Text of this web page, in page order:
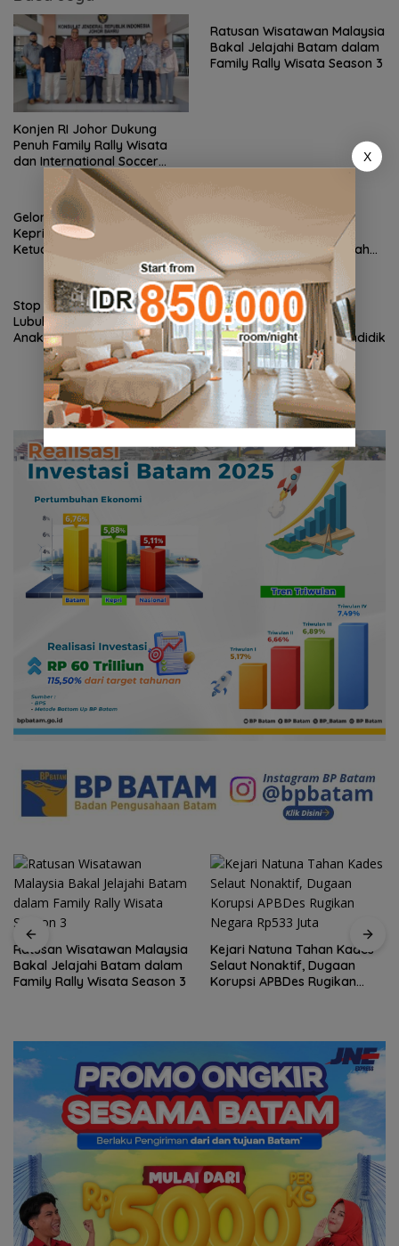
Konjen RI Johor Dukung
Penuh Family Rally Wisata
dan International Soccer
Batam Cup 2026
Ratusan Wisatawan Malaysia
Bakal Jelajahi Batam dalam
Family Rally Wisata Season 3
Gelombang Mundur dari PWI
Kepri Berlanjut, Socrates
Ketua Pertama Periode
2004–2008 Ikut Tinggalkan
Organisasi
Transparansi Layanan
Pertanahan, Alokasi Tanah
Reguler Segera Hadir Melalui
LMS
Stop Penyelidikan, Polsek
Lubuk Baja Tegaskan Kasus
Anak Murni Masalah Hak
Pemko Batam Petakan
Kebutuhan Guru untuk
Pemerataan Tenaga Pendidik
Ratusan Wisatawan Malaysia
Bakal Jelajahi Batam dalam
Family Rally Wisata Season 3
Kejari Natuna Tahan Kades
Selaut Nonaktif, Dugaan
Korupsi APBDes Rugikan
X